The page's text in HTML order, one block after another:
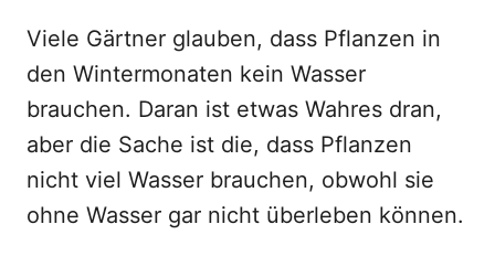
Viele Gärtner glauben, dass Pflanzen in
den Wintermonaten kein Wasser
brauchen. Daran ist etwas Wahres dran,
aber die Sache ist die, dass Pflanzen
nicht viel Wasser brauchen, obwohl sie
ohne Wasser gar nicht überleben können.